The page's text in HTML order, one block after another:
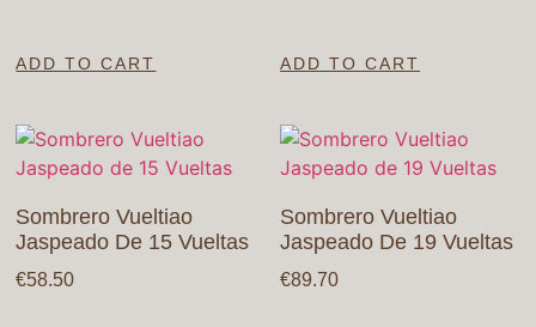
ADD TO CART ADD TO CART
Sombrero Vueltiao
Jaspeado De 15 Vueltas
€58.50
Sombrero Vueltiao
Jaspeado De 19 Vueltas
€89.70